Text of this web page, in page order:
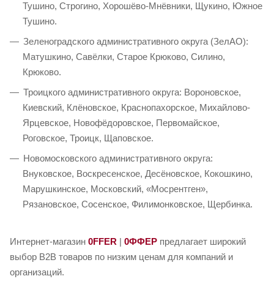
Тушино, Строгино, Хорошёво-Мнёвники, Щукино, Южное
Тушино.
Зеленоградского административного округа (ЗелАО):
Матушкино, Савёлки, Старое Крюково, Силино,
Крюково.
Троицкого административного округа: Вороновское,
Киевский, Клёновское, Краснопахорское, Михайлово-
Ярцевское, Новофёдоровское, Первомайское,
Роговское, Троицк, Щаповское.
Новомосковского административного округа:
Внуковское, Воскресенское, Десёновское, Кокошкино,
Марушкинское, Московский, «Мосрентген»,
Рязановское, Сосенское, Филимонковское, Щербинка.
Интернет-магазин 0FFER | 0ФФЕР предлагает широкий
выбор B2B товаров по низким ценам для компаний и
организаций.